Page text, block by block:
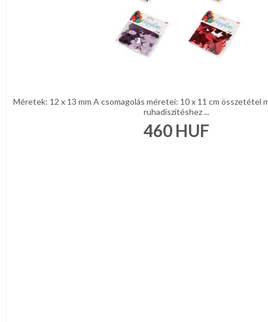
Méretek: 12 x 13 mm A csomagolás méretei: 10 x 11 cm összetétel
ruhadíszitéshez ...
460HUF